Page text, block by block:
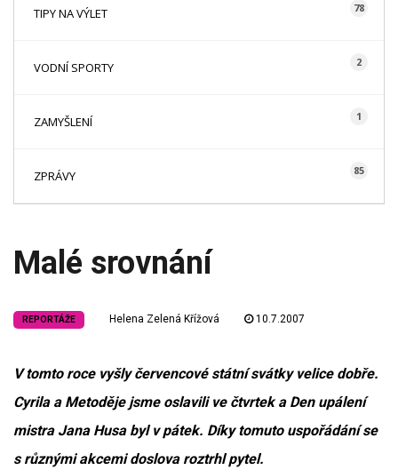
TIPY NA VÝLET 78
VODNÍ SPORTY 2
ZAMYŠLENÍ 1
ZPRÁVY 85
Malé srovnání
REPORTÁŽE Helena Zelená Křížová 10.7.2007
V tomto roce vyšly červencové státní svátky velice dobře.
Cyrila a Metoděje jsme oslavili ve čtvrtek a Den upálení
mistra Jana Husa byl v pátek. Díky tomuto uspořádání se
s různými akcemi doslova roztrhl pytel.